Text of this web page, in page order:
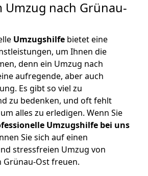
Umzug nach Grünau-
Umzugshilfe bietet eine
um Ihnen die
denn ein Umzug nach
aufregende, aber auch
Es gibt so viel zu
zu bedenken, und oft fehlt
alles zu erledigen. Wenn Sie
Umzugshilfe bei uns
Sie sich auf einen
stressfreien Umzug von
Grünau-Ost freuen.